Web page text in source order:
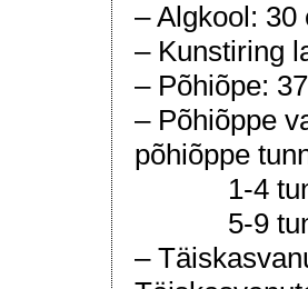
– Algkool: 30
– Kunstiring
– Põhiõpe:
– Põhiõppe
põhiõppe
1-4
5-9 tundi
–